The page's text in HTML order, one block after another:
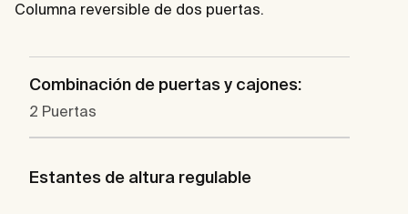
Columna reversible de dos puertas.
Combinación de puertas y cajones:
2 Puertas
Estantes de altura regulable